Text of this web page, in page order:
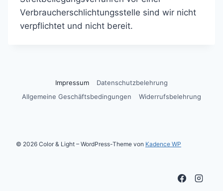
Verbraucherschlichtungsstelle sind wir nicht
verpflichtet und nicht bereit.
Impressum
Datenschutzbelehrung
Allgemeine Geschäftsbedingungen
Widerrufsbelehrung
© 2026 Color & Light – WordPress-Theme von Kadence WP